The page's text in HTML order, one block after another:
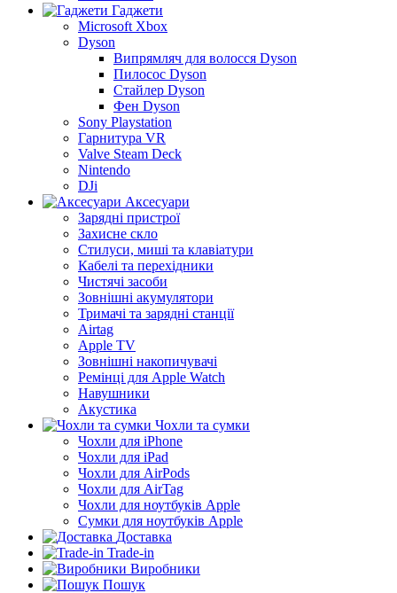
Гаджети
Microsoft Xbox
Dyson
Випрямляч для волосся Dyson
Пилосос Dyson
Стайлер Dyson
Фен Dyson
Sony Playstation
Гарнитура VR
Valve Steam Deck
Nintendo
DJi
Аксесуари
Зарядні пристрої
Захисне скло
Стилуси, миші та клавіатури
Кабелі та перехідники
Чистячі засоби
Зовнішні акумулятори
Тримачі та зарядні станції
Airtag
Apple TV
Зовнішні накопичувачі
Ремінці для Apple Watch
Навушники
Акустика
Чохли та сумки
Чохли для iPhone
Чохли для iPad
Чохли для AirPods
Чохли для AirTag
Чохли для ноутбуків Apple
Сумки для ноутбуків Apple
Доставка
Trade-in
Виробники
Пошук